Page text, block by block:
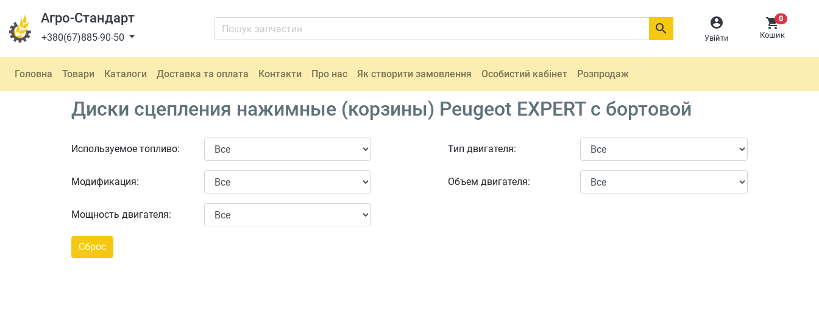
Агро-Стандарт
+380(67)885-90-50

Увійти
0
Кошик

Головна Товари Каталоги Доставка та оплата Контакти Про нас Як створити замовлення Особистий кабінет Розпродаж
Диски сцепления нажимные (корзины) Peugeot EXPERT c бортовой
Используемое топливо:
Модификация:
Мощность двигателя:
Тип двигателя:
Объем двигателя: